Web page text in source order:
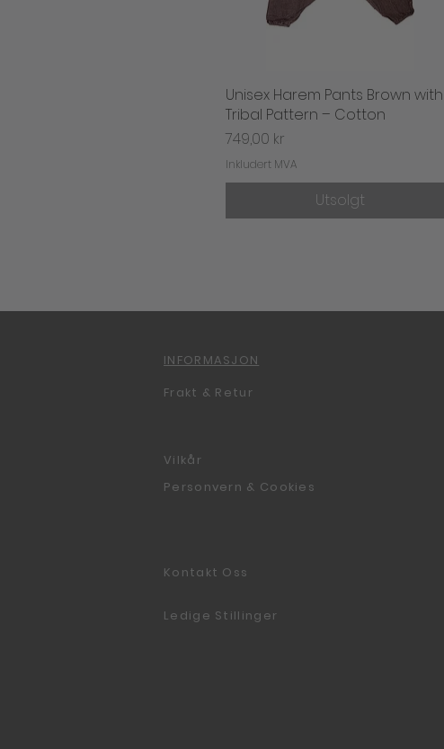
Hurtigvisning
Unisex Harem Pants Brown with
Tribal Pattern – Cotton
Pris
749,00 kr
Inkludert MVA
Utsolgt
INFORMASJON
Frakt & Retur
Vilkår
Personvern & Cookies
Kontakt Oss
Ledige Stillinger